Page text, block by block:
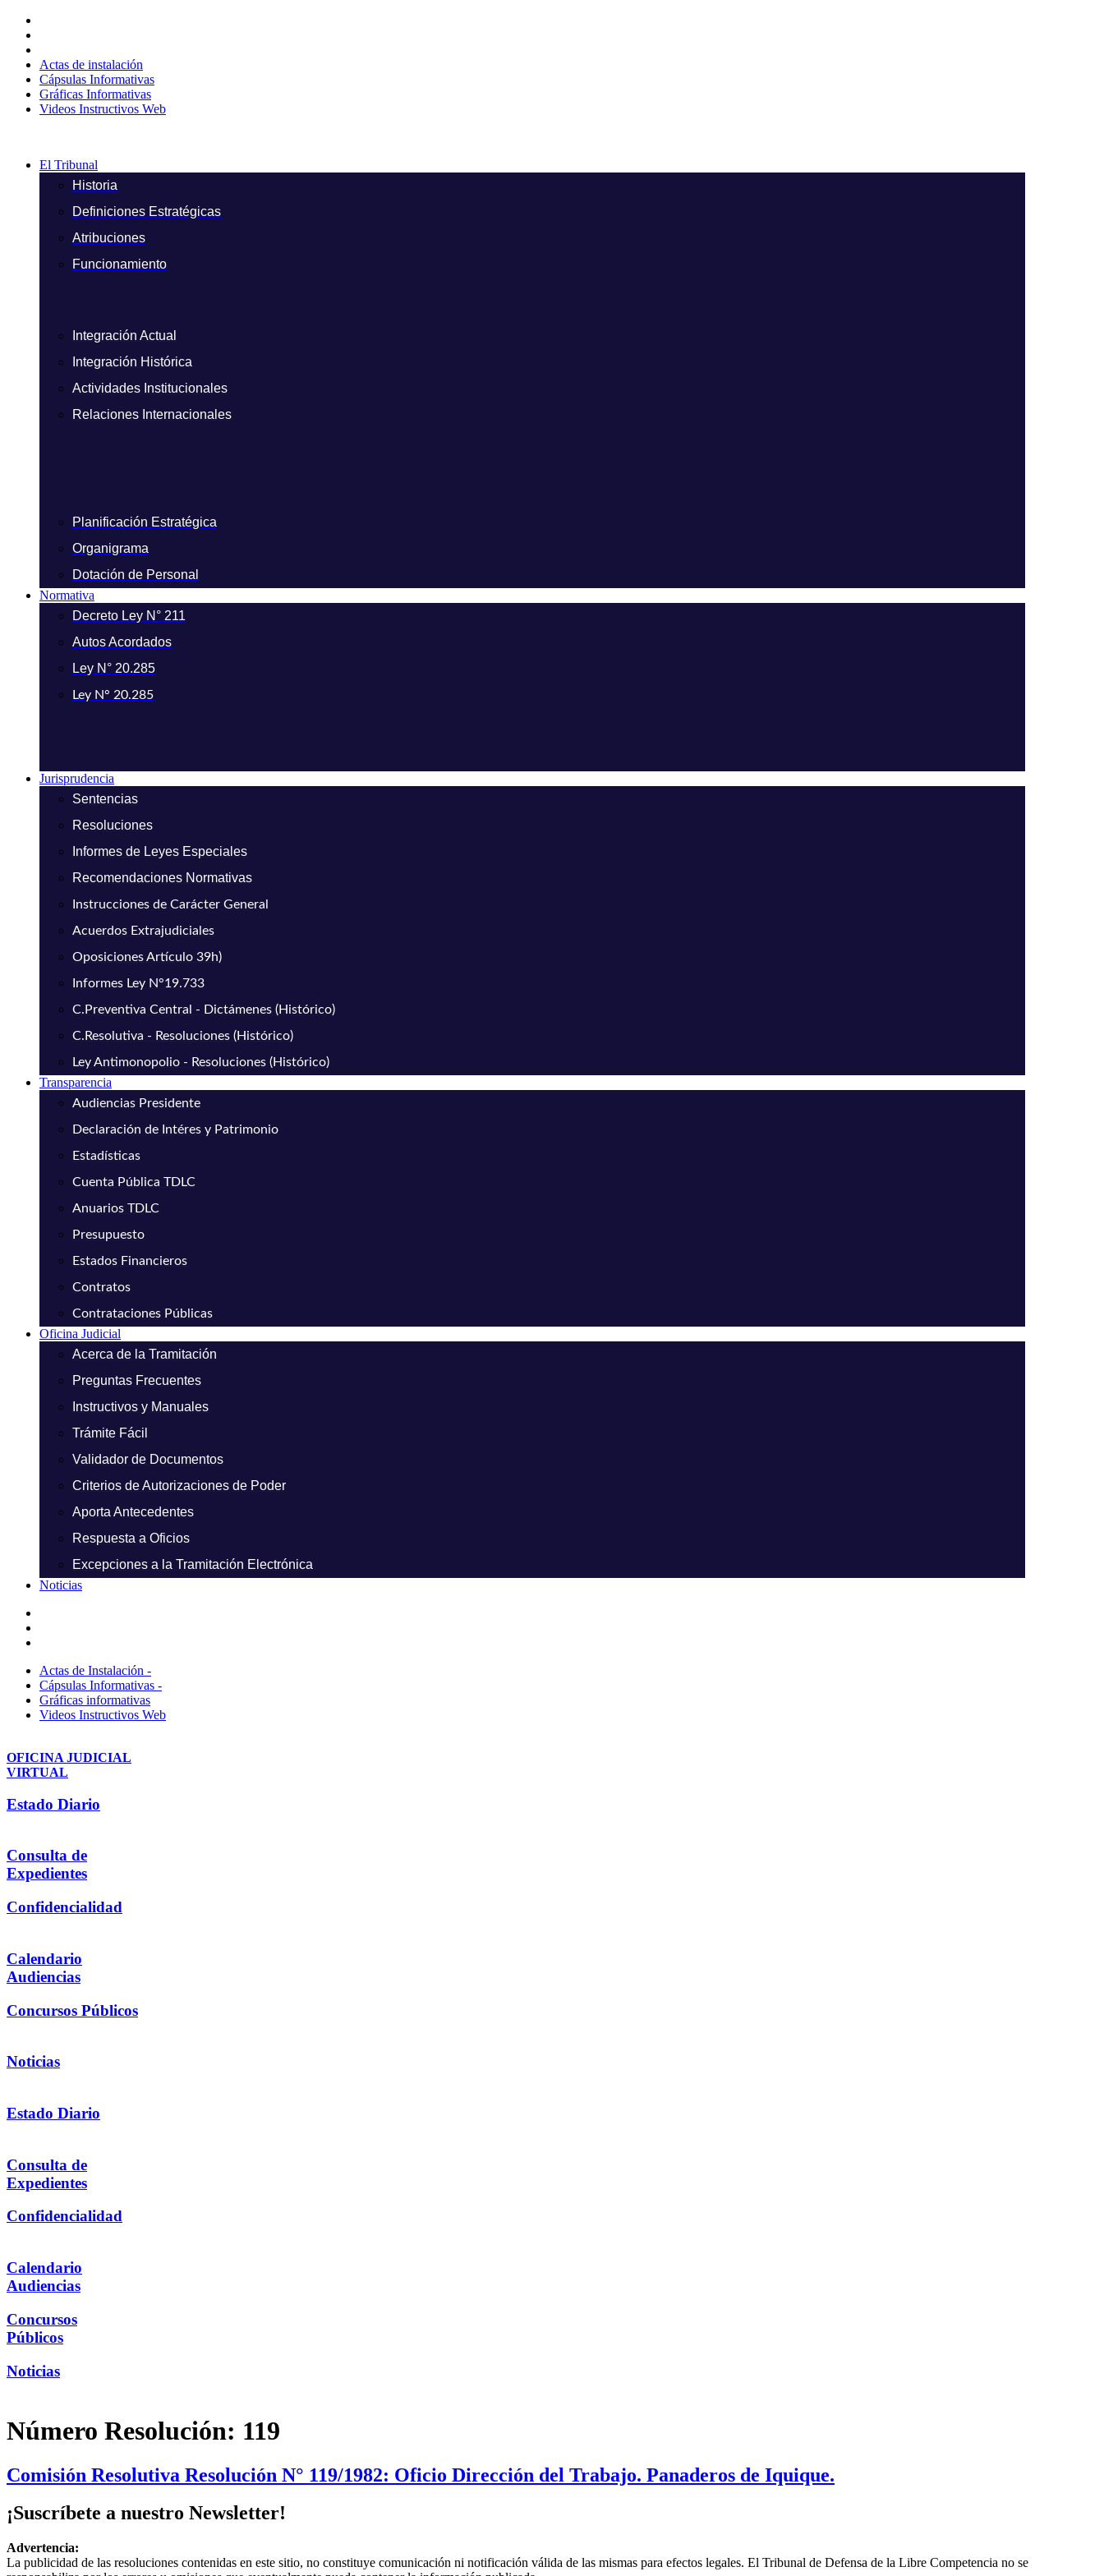
contenido
Actas de instalación
Cápsulas Informativas
Gráficas Informativas
Videos Instructivos Web
El Tribunal
Historia
Definiciones Estratégicas
Atribuciones
Funcionamiento
Integración Actual
Integración Histórica
Actividades Institucionales
Relaciones Internacionales
Planificación Estratégica
Organigrama
Dotación de Personal
Normativa
Decreto Ley N° 211
Autos Acordados
Ley N° 20.285
Ley N° 20.285
Jurisprudencia
Sentencias
Resoluciones
Informes de Leyes Especiales
Recomendaciones Normativas
Instrucciones de Carácter General
Acuerdos Extrajudiciales
Oposiciones Artículo 39h)
Informes Ley N°19.733
C.Preventiva Central - Dictámenes (Histórico)
C.Resolutiva - Resoluciones (Histórico)
Ley Antimonopolio - Resoluciones (Histórico)
Transparencia
Audiencias Presidente
Declaración de Intéres y Patrimonio
Estadísticas
Cuenta Pública TDLC
Anuarios TDLC
Presupuesto
Estados Financieros
Contratos
Contrataciones Públicas
Oficina Judicial
Acerca de la Tramitación
Preguntas Frecuentes
Instructivos y Manuales
Trámite Fácil
Validador de Documentos
Criterios de Autorizaciones de Poder
Aporta Antecedentes
Respuesta a Oficios
Excepciones a la Tramitación Electrónica
Noticias
Actas de Instalación -
Cápsulas Informativas -
Gráficas informativas
Videos Instructivos Web
OFICINA JUDICIAL
VIRTUAL
Estado Diario
Consulta de
Expedientes
Confidencialidad
Calendario
Audiencias
Concursos Públicos
Noticias
Estado Diario
Consulta de
Expedientes
Confidencialidad
Calendario
Audiencias
Concursos
Públicos
Noticias
Número Resolución: 119
Comisión Resolutiva Resolución N° 119/1982: Oficio Dirección del Trabajo. Panaderos de Iquique.
¡Suscríbete a nuestro Newsletter!
Advertencia:
La publicidad de las resoluciones contenidas en este sitio, no constituye comunicación ni notificación válida de las mismas para efectos legales. El Tribunal de Defensa de la Libre Competencia no se